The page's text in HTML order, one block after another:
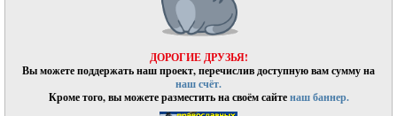
ДОРОГИЕ ДРУЗЬЯ!
Вы можете поддержать наш проект, перечислив доступную вам сумму на
наш счёт.
Кроме того, вы можете разместить на своём сайтенаш баннер.